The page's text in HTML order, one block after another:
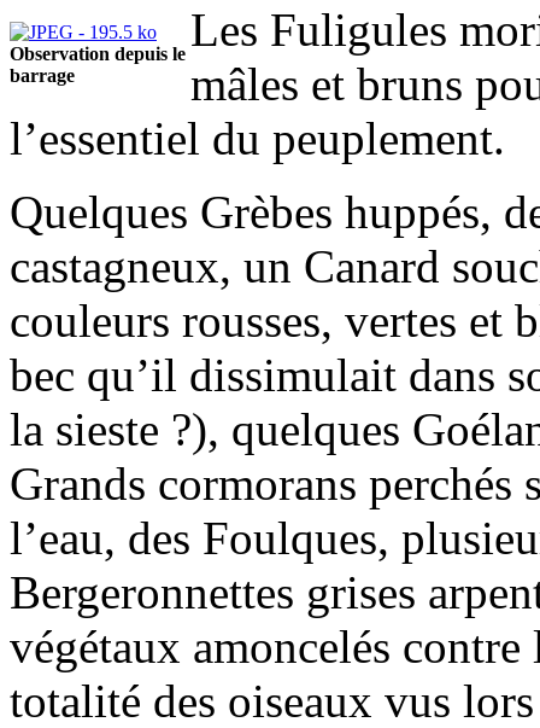
Observation depuis le
barrage
Les Fuligules
mâles et bruns
l’essentiel du peuplement.
Quelques Grèbes huppés,
castagneux, un Canard
couleurs rousses, vertes et
bec qu’il dissimulait dans
la sieste ?), quelques
Grands cormorans perchés
l’eau, des Foulques,
Bergeronnettes grises
végétaux amoncelés
totalité des oiseaux vus